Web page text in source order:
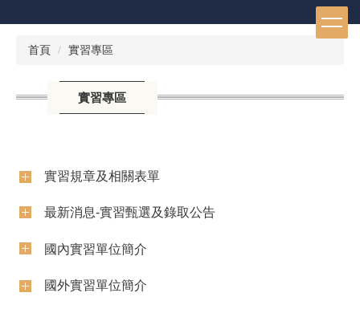
到
容
首頁 實習專區
實習專區
實習規章及相關表單
最新消息-實習甄選及錄取公告
國內實習單位簡介
國外實習單位簡介